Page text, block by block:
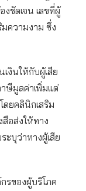
งชัดเจน เลขที่ผู้
ความงาม ซึ่ง
งินให้กับผู้เสีย
ษีมูลค่าเพิ่มแต่
ดยคลินิกเสริม
อส่งให้ทาง
ะบุว่าทางผู้เสีย
รของผู้บริโภค